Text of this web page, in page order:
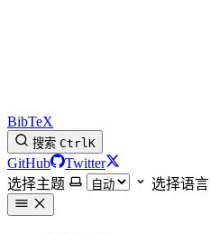
BibTeX
搜索 CtrlK
GitHub
Twitter
选择主题
选择语言